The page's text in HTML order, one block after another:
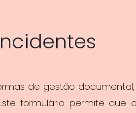
de gestão documental,
formulário permite que